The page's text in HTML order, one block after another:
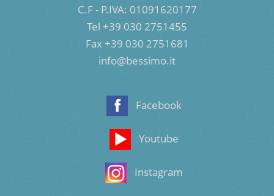
C.F - P.IVA: 01091620177
Tel +39 030 2751455
Fax +39 030 2751681
info@bessimo.it
Facebook
Youtube
Instagram